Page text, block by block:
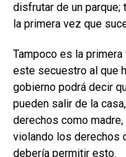
disfrutar de un parque;
la primera vez que
Tampoco es la
este secuestro al que
gobierno podrá decir
pueden salir de la
derechos como
violando los derechos
debería permitir esto.